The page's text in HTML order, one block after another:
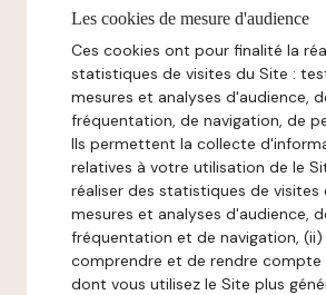
Les cookies de mesure d'audience
Ces cookies ont pour finalité la
statistiques de visites du Site :
mesures et analyses d'audience,
fréquentation, de navigation, de
Ils permettent la collecte
relatives à votre utilisation de le
réaliser des statistiques de visites
mesures et analyses d'audience,
fréquentation et de navigation, (ii)
comprendre et de rendre compte
dont vous utilisez le Site plus